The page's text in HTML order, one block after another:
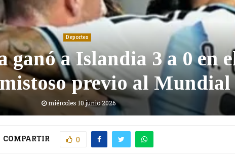
Deportes
ganó a Islandia 3 a 0 en
previo al Mundial
miércoles 10 junio 2026
COMPARTIR 0